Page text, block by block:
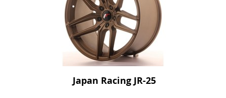
Japan Racing JR-25